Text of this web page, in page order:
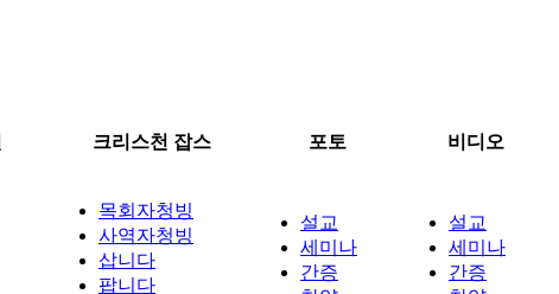
크리스천 잡스 포토 비디오
목회자청빙
사역자청빙
삽니다
팝니다
설교
세미나
간증
설교
세미나
간증